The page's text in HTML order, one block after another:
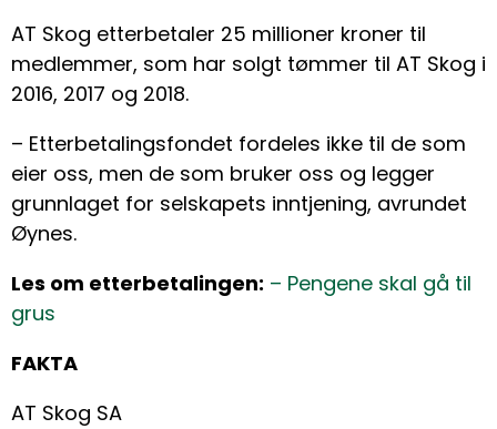
AT Skog etterbetaler 25 millioner kroner til
medlemmer, som har solgt tømmer til AT Skog i
2016, 2017 og 2018.
– Etterbetalingsfondet fordeles ikke til de som
eier oss, men de som bruker oss og legger
grunnlaget for selskapets inntjening, avrundet
Øynes.
Les om etterbetalingen: – Pengene skal gå til
grus
FAKTA
AT Skog SA